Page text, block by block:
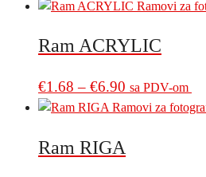
range:
through
Ram ACRYLIC
€1.68 – €6.90 Price
range:
through
sa PDV-om
Ram RIGA